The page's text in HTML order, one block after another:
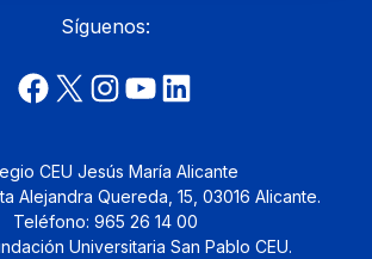
Síguenos:
CEU Jesús María Alicante
Alejandra Quereda, 15, 03016 Alicante.
Teléfono: 965 26 14 00
Universitaria San Pablo CEU.